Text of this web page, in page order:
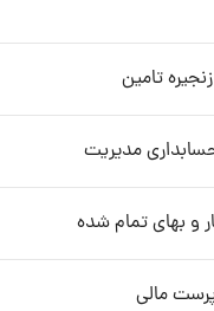
تامین
مدیریت
و بهای تمام شده
مالی